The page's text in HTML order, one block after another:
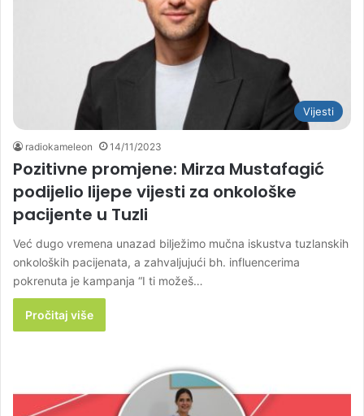
Vijesti
radiokameleon 14/11/2023
Pozitivne promjene: Mirza Mustafagić
podijelio lijepe vijesti za onkološke
pacijente u Tuzli
Već dugo vremena unazad bilježimo mučna iskustva tuzlanskih
onkoloških pacijenata, a zahvaljujući bh. influencerima
pokrenuta je kampanja “I ti možeš…
Pročitaj više